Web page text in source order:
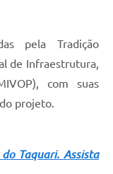
pela Tradição
de Infraestrutura,
com suas
projeto.
Taquari. Assista